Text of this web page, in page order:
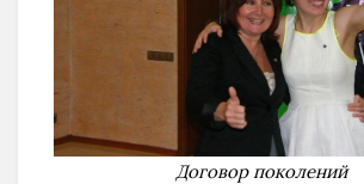
Договор поколений